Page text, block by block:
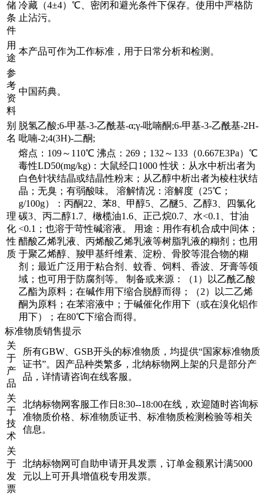
储
条
件
冷藏（4±4）℃、密闭和避光条件下保存。使用中严格防
止沾污。
用
途
本产品可作为工作标准，用于日常分析和检测。
参
考
资
料
中国药典。
别
名
脱氢乙酸;6-甲基-3-乙酰基-α;γ-吡喃酮;6-甲基-3-乙酰基-2H-
吡喃-2;4(3H)-二酮;
理
化
性
质
熔点：109～110℃ 沸点：269；132～133（0.667E3Pa）℃
毒性LD50(mg/kg)：大鼠经口1000 性状：从水中析出者为
白色针状结晶或结晶性粉末；从乙醇中析出者为棱柱状结
晶；无臭；有弱酸味。 溶解情况：溶解度（25℃；
g/100g）：丙酮22、苯8、甲醇5、乙醚5、乙醇3、四氯化
碳3、丙二醇1.7、橄榄油1.6、正己烷0.7、水<0.1、甘油
<0.1；也溶于苛性碱溶液。 用途：用作有机合成中间体；
醋酸乙烯乳液、丙烯酸乙烯乳液等树脂乳液的糊剂；也用
于聚乙烯醇、羧甲基纤维素、淀粉、骨胶等混合物的糊
剂；最近广泛用于粘合剂、蚊香、饲料、香波、牙膏等领
域；也可用于防腐剂等。 制备或来源：（1）以乙酰乙酸
乙酯为原料；在碱作用下缩合脱醇而得；（2）以二乙烯
酮为原料；在苯溶液中；于碱催化作用下（或在溴化铝作
用下）；在80℃下缩合而得。
标准物质销售提示
关
于
产
品
所有GBW、GSB开头的标准物质，均提供“国家标准物质
证书”。因产品种类繁多，北纳标物网上架的只是部分产
品，详情请咨询在线客服。
关
于
技
术
北纳标物网客服工作日8:30--18:00在线，欢迎随时咨询标
准物质价格、标准物质证书、标准物质检测检验等相关
信息。
关
于
发
票
北纳标物网可自助申请开具发票，订单金额累计满5000
元以上可开具增值税专用发票。